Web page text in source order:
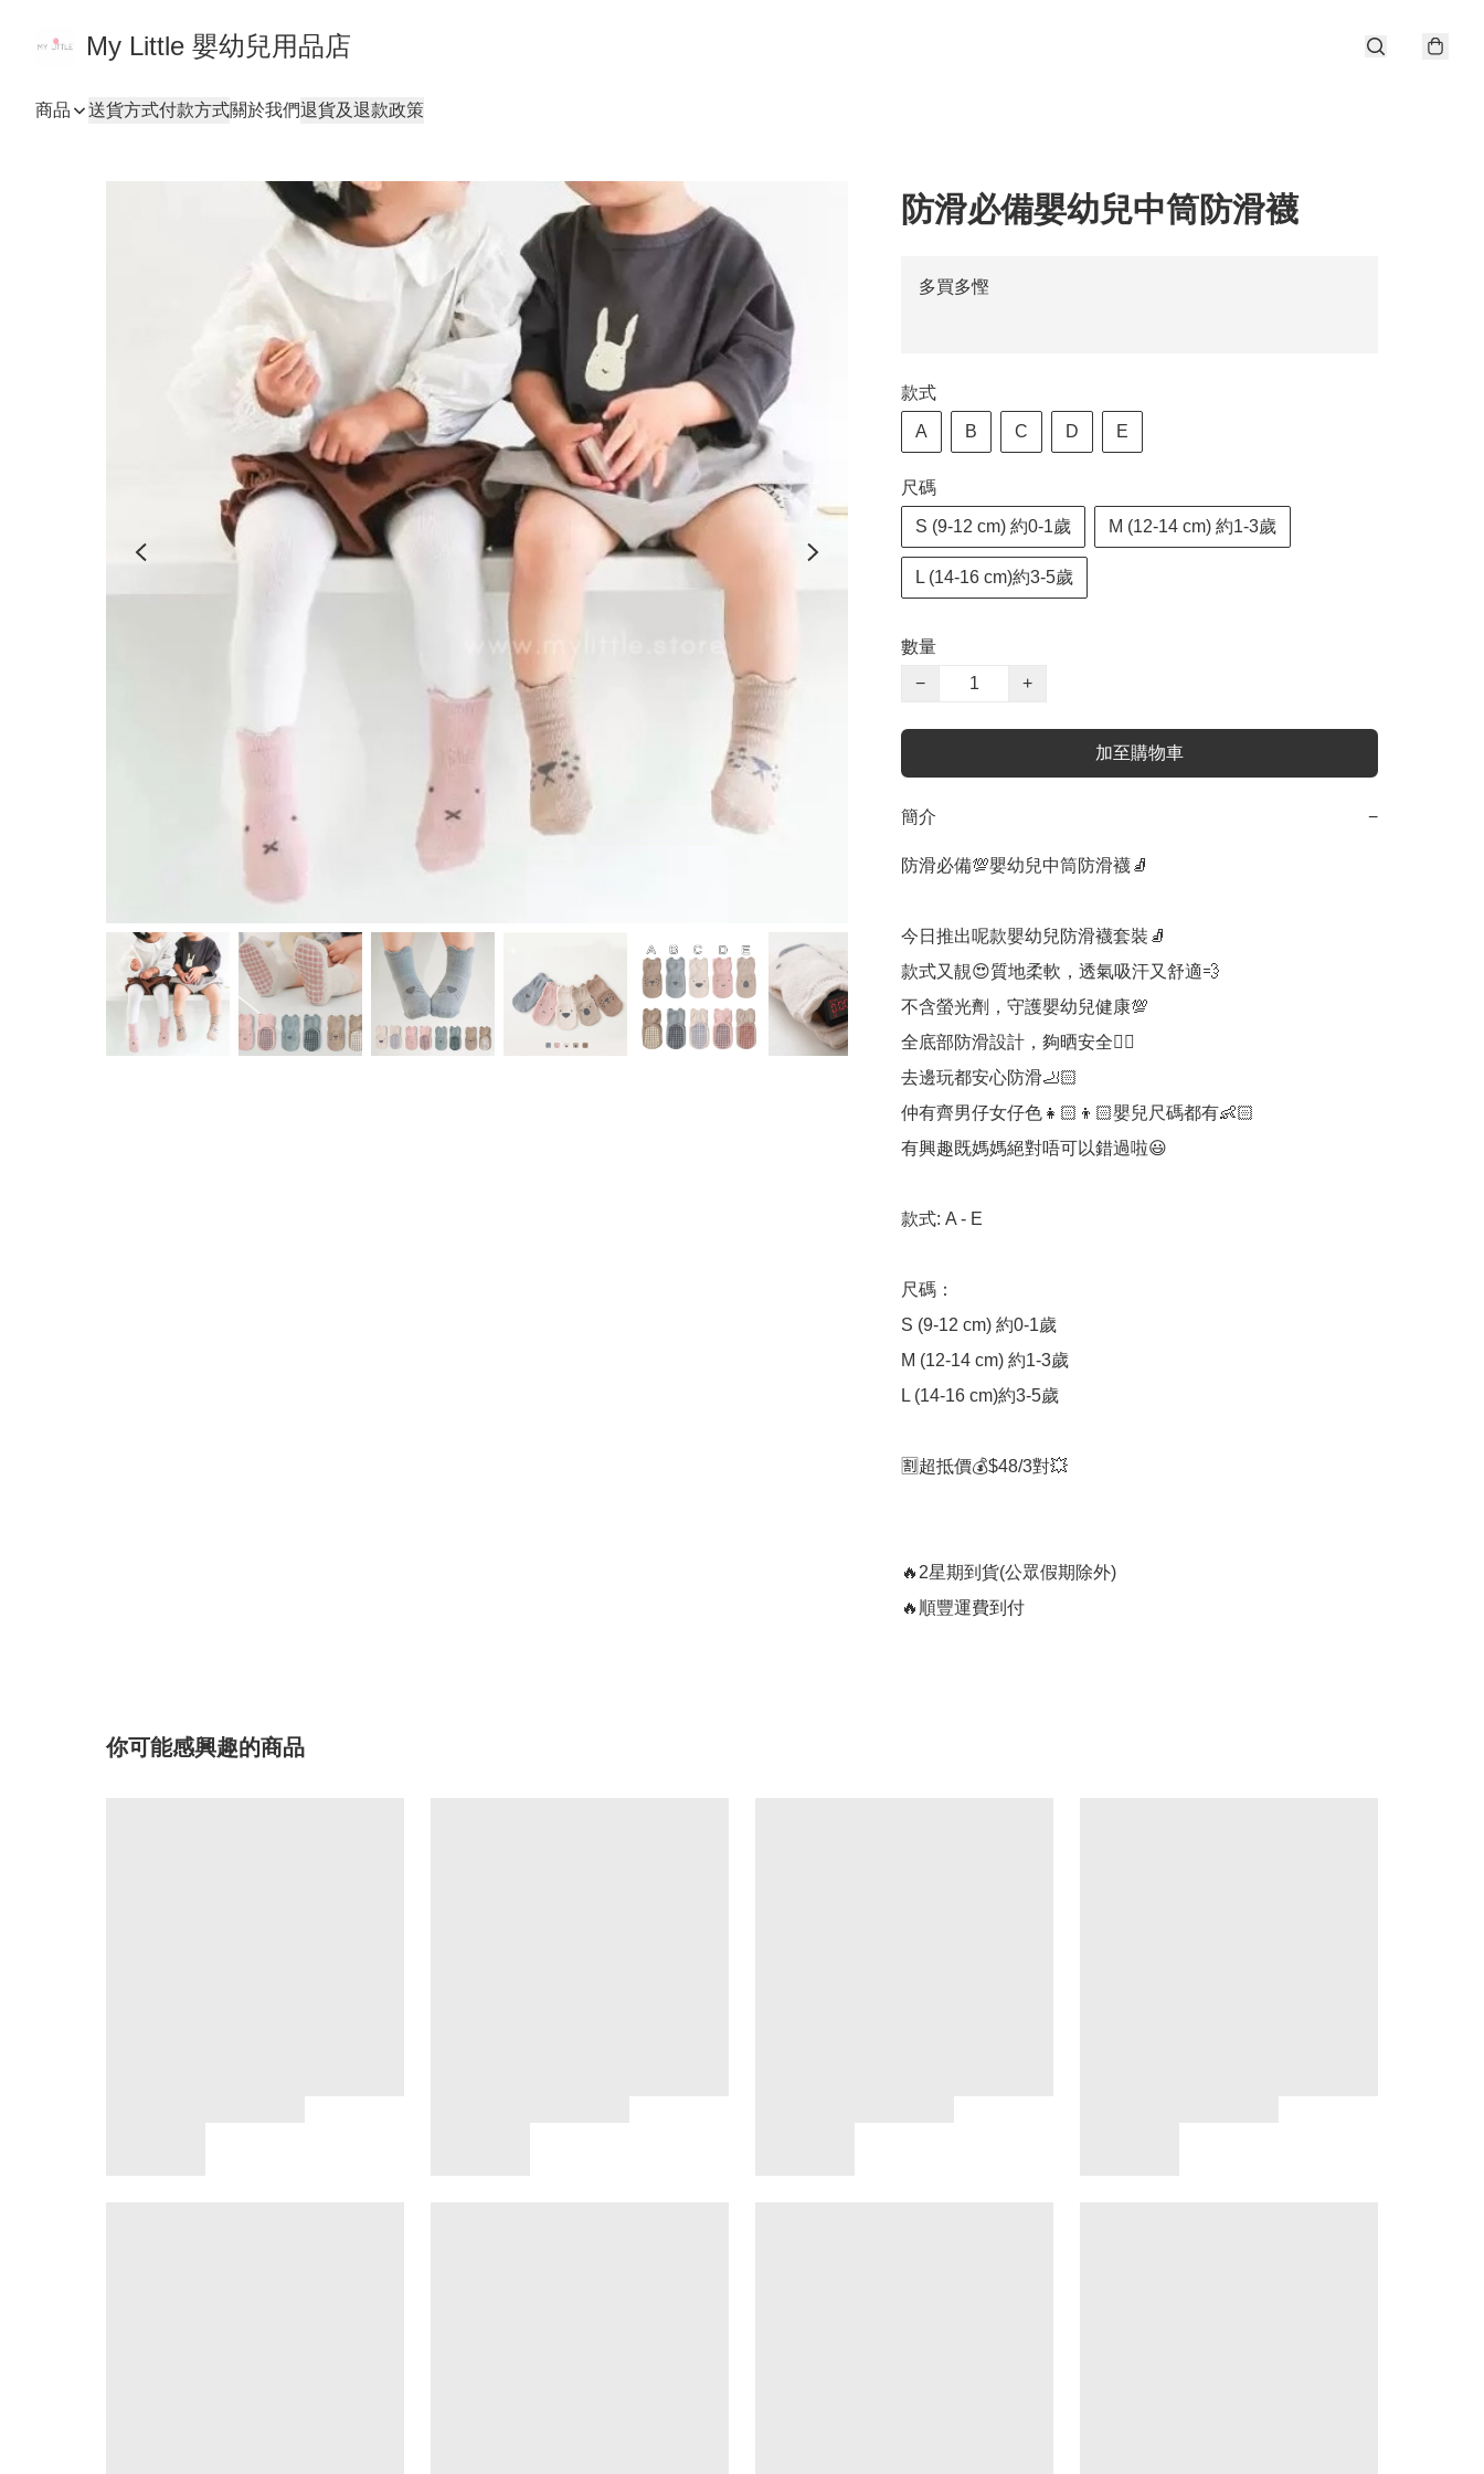
My Little 嬰幼兒用品店
商品 送貨方式付款方式關於我們退貨及退款政策
防滑必備嬰幼兒中筒防滑襪
多買多慳
款式
A B C D E
尺碼
S (9-12 cm) 約0-1歲 M (12-14 cm) 約1-3歲
L (14-16 cm)約3-5歲
數量
−
+
加至購物車
簡介 −
防滑必備💯嬰幼兒中筒防滑襪🧦
今日推出呢款嬰幼兒防滑襪套裝🧦
款式又靚😍質地柔軟，透氣吸汗又舒適💨
不含螢光劑，守護嬰幼兒健康💯
全底部防滑設計，夠晒安全👍🏻
去邊玩都安心防滑🦶🏻
仲有齊男仔女仔色👧🏻👦🏻嬰兒尺碼都有👶🏻
有興趣既媽媽絕對唔可以錯過啦😃
款式: A - E
尺碼：
S (9-12 cm) 約0-1歲
M (12-14 cm) 約1-3歲
L (14-16 cm)約3-5歲
🈹超抵價💰$48/3對💥
🔥2星期到貨(公眾假期除外)
🔥順豐運費到付
你可能感興趣的商品